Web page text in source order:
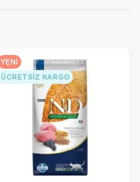
YENI
ÜCRETSIZ KARGO